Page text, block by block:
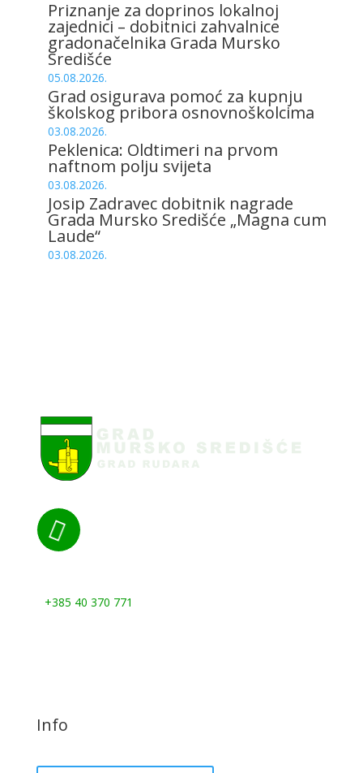
Priznanje za doprinos lokalnoj
zajednici – dobitnici zahvalnice
gradonačelnika Grada Mursko
Središće
05.08.2026.
Grad osigurava pomoć za kupnju
školskog pribora osnovnoškolcima
03.08.2026.
Peklenica: Oldtimeri na prvom
naftnom polju svijeta
03.08.2026.
Josip Zadravec dobitnik nagrade
Grada Mursko Središće „Magna cum
Laude“
03.08.2026.

+385 40 370 771
Info